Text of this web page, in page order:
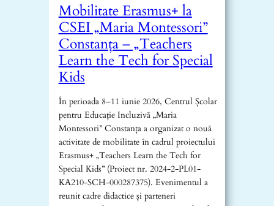
Mobilitate Erasmus+ la
CSEI „Maria Montessori”
Constanța – „Teachers
Learn the Tech for Special
Kids
În perioada 8–11 iunie 2026, Centrul Școlar
pentru Educație Incluzivă „Maria
Montessori” Constanța a organizat o nouă
activitate de mobilitate în cadrul proiectului
Erasmus+ „Teachers Learn the Tech for
Special Kids” (Proiect nr. 2024-2-PL01-
KA210-SCH-000287375). Evenimentul a
reunit cadre didactice și parteneri